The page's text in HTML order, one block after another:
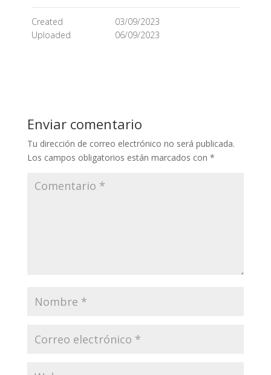
Created
03/09/2023
Uploaded
06/09/2023
Enviar comentario
Tu dirección de correo electrónico no será publicada.
Los campos obligatorios están marcados con *